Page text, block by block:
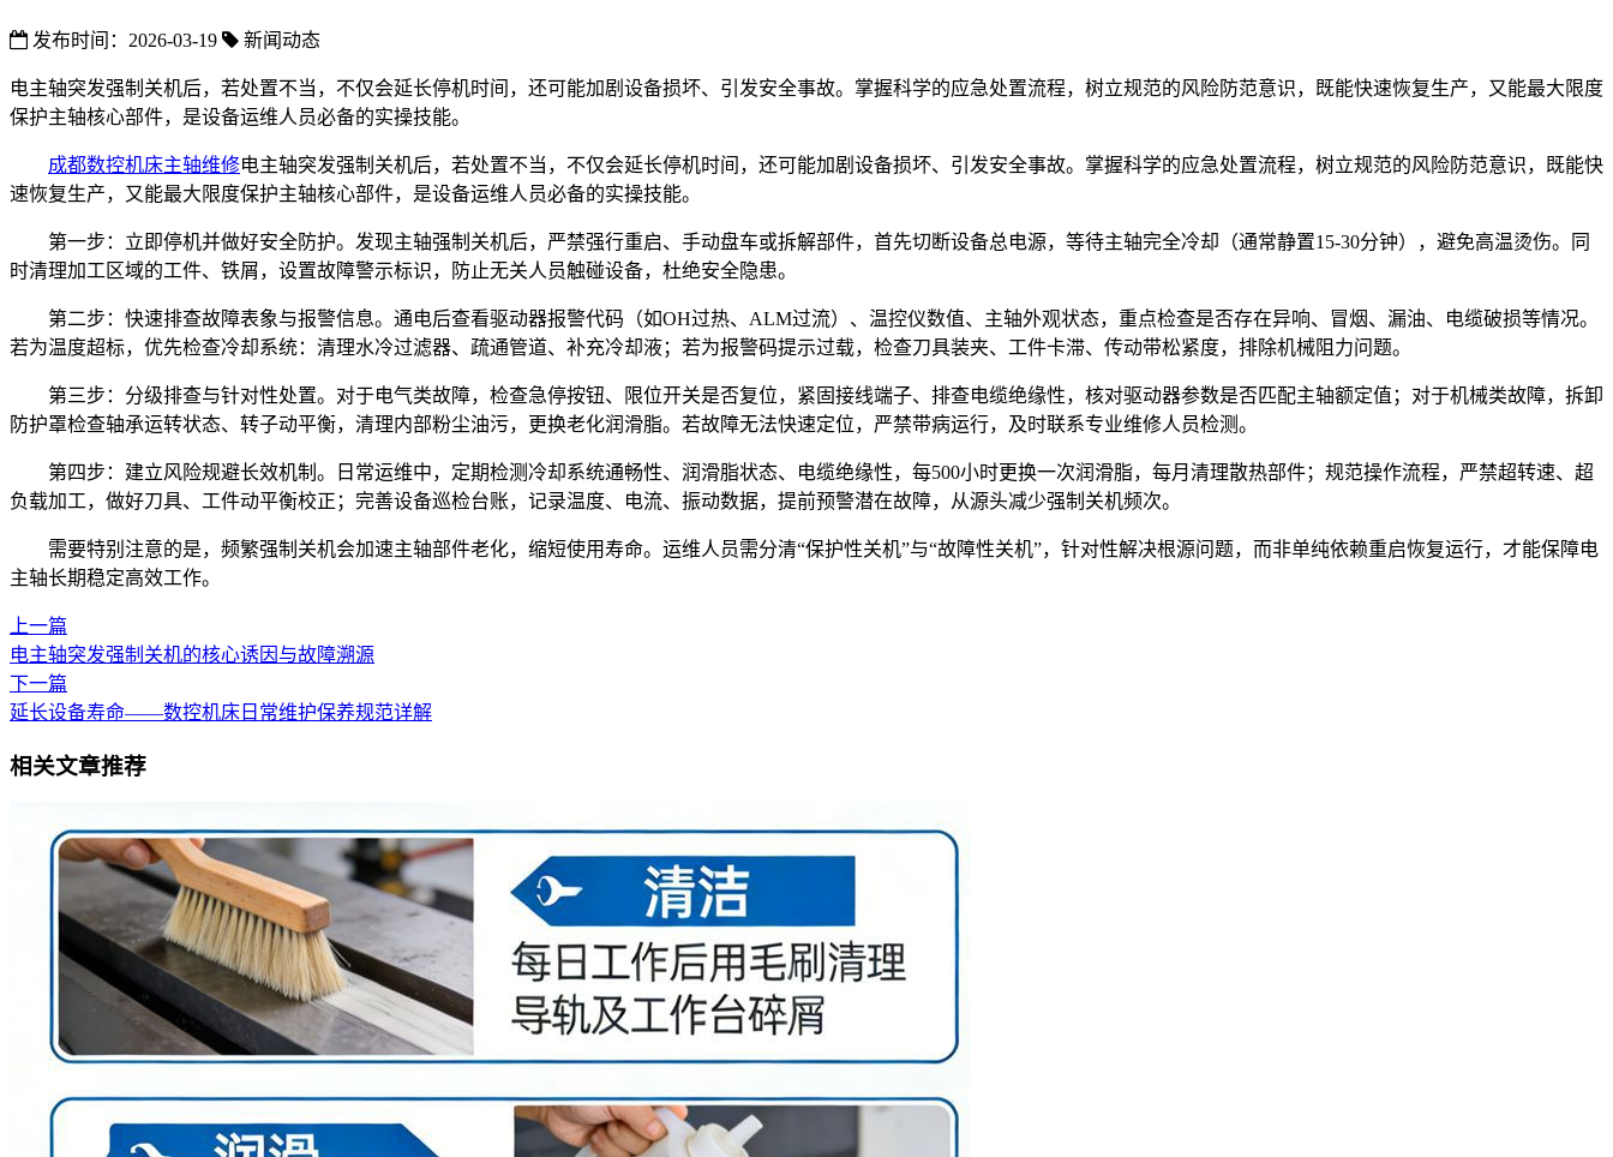
发布时间：2026-03-19 新闻动态
电主轴突发强制关机后，若处置不当，不仅会延长停机时间，还可能加剧设备损坏、引发安全事故。掌握科学的应急处置流程，树立规范的风险防范意识，既能快速恢复生产，又能最大限度
保护主轴核心部件，是设备运维人员必备的实操技能。
成都数控机床主轴维修电主轴突发强制关机后，若处置不当，不仅会延长停机时间，还可能加剧设备损坏、引发安全事故。掌握科学的应急处置流程，树立规范的风险防范意识，既能快
速恢复生产，又能最大限度保护主轴核心部件，是设备运维人员必备的实操技能。
第一步：立即停机并做好安全防护。发现主轴强制关机后，严禁强行重启、手动盘车或拆解部件，首先切断设备总电源，等待主轴完全冷却（通常静置15-30分钟），避免高温烫伤。同
时清理加工区域的工件、铁屑，设置故障警示标识，防止无关人员触碰设备，杜绝安全隐患。
第二步：快速排查故障表象与报警信息。通电后查看驱动器报警代码（如OH过热、ALM过流）、温控仪数值、主轴外观状态，重点检查是否存在异响、冒烟、漏油、电缆破损等情况。
若为温度超标，优先检查冷却系统：清理水冷过滤器、疏通管道、补充冷却液；若为报警码提示过载，检查刀具装夹、工件卡滞、传动带松紧度，排除机械阻力问题。
第三步：分级排查与针对性处置。对于电气类故障，检查急停按钮、限位开关是否复位，紧固接线端子、排查电缆绝缘性，核对驱动器参数是否匹配主轴额定值；对于机械类故障，拆卸
防护罩检查轴承运转状态、转子动平衡，清理内部粉尘油污，更换老化润滑脂。若故障无法快速定位，严禁带病运行，及时联系专业维修人员检测。
第四步：建立风险规避长效机制。日常运维中，定期检测冷却系统通畅性、润滑脂状态、电缆绝缘性，每500小时更换一次润滑脂，每月清理散热部件；规范操作流程，严禁超转速、超
负载加工，做好刀具、工件动平衡校正；完善设备巡检台账，记录温度、电流、振动数据，提前预警潜在故障，从源头减少强制关机频次。
需要特别注意的是，频繁强制关机会加速主轴部件老化，缩短使用寿命。运维人员需分清“保护性关机”与“故障性关机”，针对性解决根源问题，而非单纯依赖重启恢复运行，才能保障电
主轴长期稳定高效工作。
上一篇
电主轴突发强制关机的核心诱因与故障溯源
下一篇
延长设备寿命——数控机床日常维护保养规范详解
相关文章推荐